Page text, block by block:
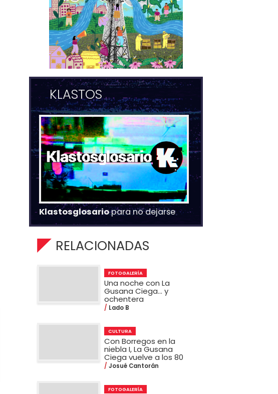
KLASTOS
Klastosglosariopara no dejarse
RELACIONADAS
FOTOGALERÍA
Una noche con La
Gusana Ciega... y
ochentera
Lado B
CULTURA
Con Borregos en la
niebla I, La Gusana
Ciega vuelve a los 80
Josué Cantorán
FOTOGALERÍA